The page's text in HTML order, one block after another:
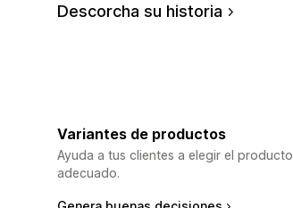
Descorcha su historia
Variantes de productos
Ayuda a tus clientes a elegir el producto
adecuado.